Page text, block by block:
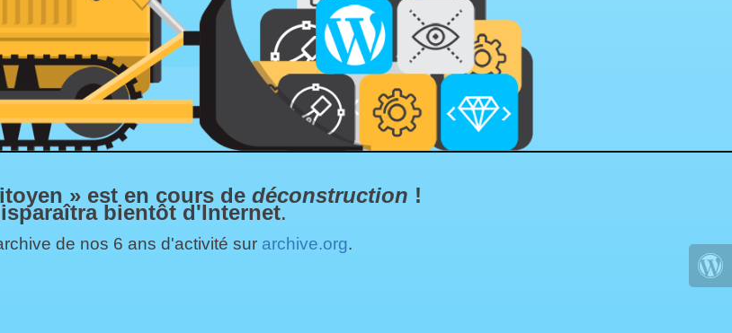
» est en cours de déconstruction !
bientôt d'Internet.
de nos 6 ans d'activité sur archive.org.